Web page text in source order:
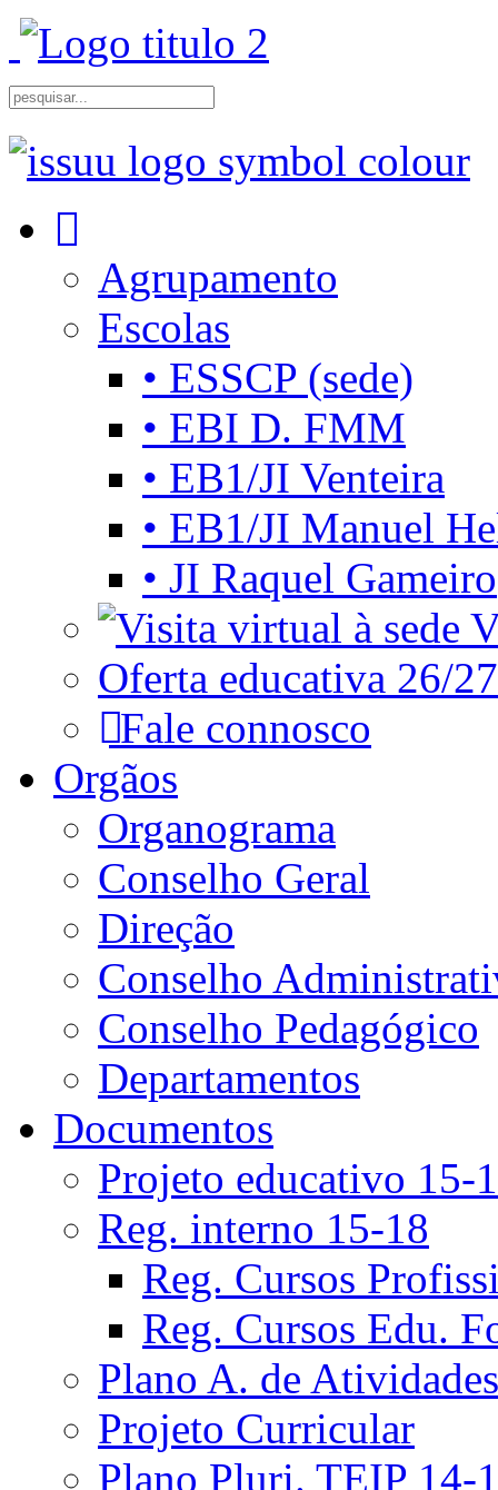
Agrupamento
Escolas
• ESSCP (sede)
• EBI D. FMM
• EB1/JI Venteira
• EB1/JI Manuel
• JI Raquel Gameiro
Oferta educativa 26/27
Fale connosco
Orgãos
Organograma
Conselho Geral
Direção
Conselho
Conselho Pedagógico
Departamentos
Documentos
Projeto educativo 15-
Reg. interno 15-18
Reg. Cursos
Reg. Cursos Edu.
Plano A. de Atividades
Projeto Curricular
Plano Pluri. TEIP 14-